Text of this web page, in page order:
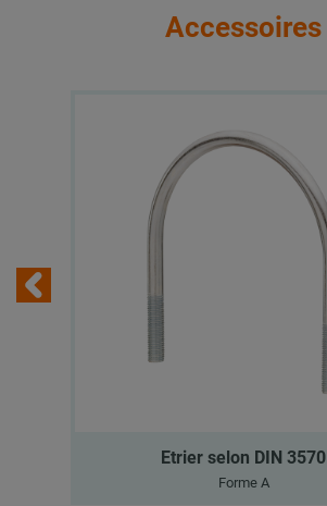
Accessoires
Etrier selon DIN 3570
Forme A